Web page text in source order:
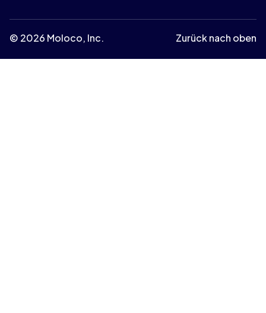
© 2026 Moloco, Inc. Zurück nach oben